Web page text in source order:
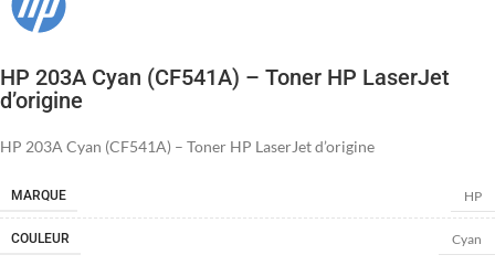
HP 203A Cyan (CF541A) – Toner HP LaserJet
d’origine
HP 203A Cyan (CF541A) – Toner HP LaserJet d’origine
MARQUE HP
COULEUR Cyan